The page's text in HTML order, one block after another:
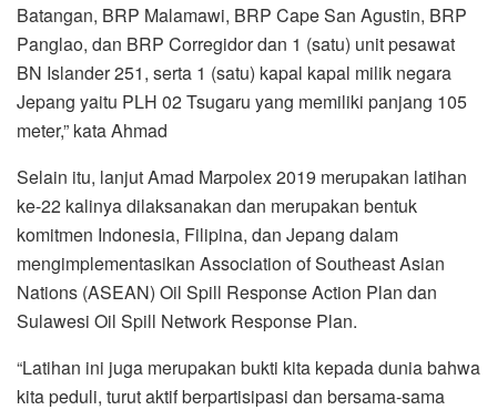
Batangan, BRP Malamawi, BRP Cape San Agustin, BRP
Panglao, dan BRP Corregidor dan 1 (satu) unit pesawat
BN Islander 251, serta 1 (satu) kapal kapal milik negara
Jepang yaitu PLH 02 Tsugaru yang memiliki panjang 105
meter,” kata Ahmad
Selain itu, lanjut Amad Marpolex 2019 merupakan latihan
ke-22 kalinya dilaksanakan dan merupakan bentuk
komitmen Indonesia, Filipina, dan Jepang dalam
mengimplementasikan Association of Southeast Asian
Nations (ASEAN) Oil Spill Response Action Plan dan
Sulawesi Oil Spill Network Response Plan.
“Latihan ini juga merupakan bukti kita kepada dunia bahwa
kita peduli, turut aktif berpartisipasi dan bersama-sama